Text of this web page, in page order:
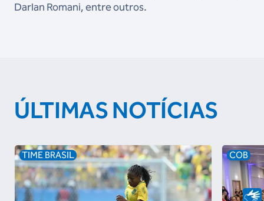
Darlan Romani, entre outros.
ÚLTIMAS NOTÍCIAS
TIME BRASIL COB